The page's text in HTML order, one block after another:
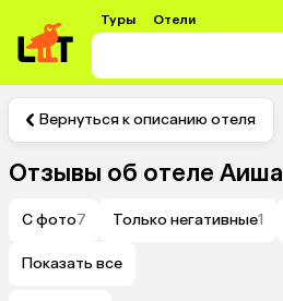
Туры Отели
Вернуться к описанию отеля
Отзывы об отеле Аиша
С фото7 Только негативные1
Показать все